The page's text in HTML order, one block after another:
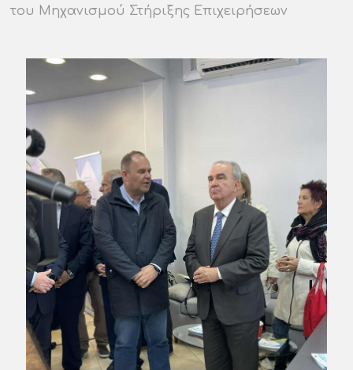
του Μηχανισμού Στήριξης Επιχειρήσεων